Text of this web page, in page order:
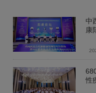
中
康
性